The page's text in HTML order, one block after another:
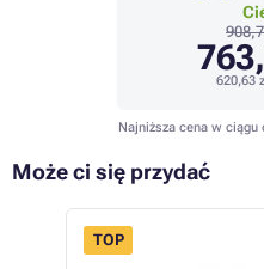
620,63
Najniższa cena w ciągu
Może ci się przydać
TOP